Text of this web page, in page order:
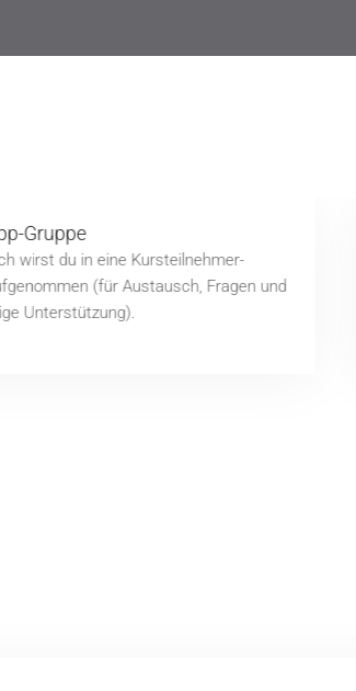
Gruppe
wirst du in eine Kursteilnehmer-
(für Austausch, Fragen und
Unterstützung).